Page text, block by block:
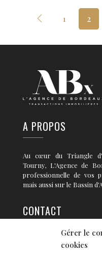
Gérer le
cookies
1 2
A PROPOS
Au cœur du Triangle
Tourny, L'Agence de
professionnelle de vos
mais aussi sur le Bassin
CONTACT
36 rue Condillac 33 000